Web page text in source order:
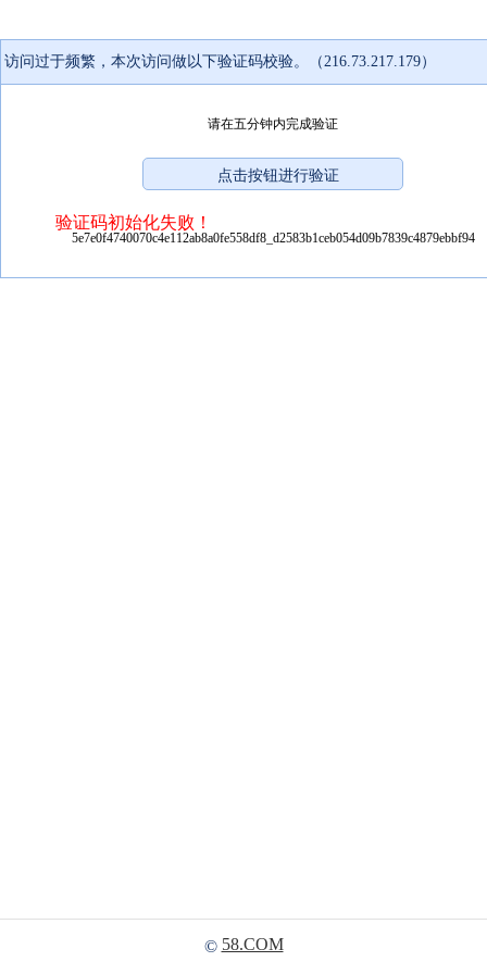
访问过于频繁，本次访问做以下验证码校验。（216.73.217.179）
请在五分钟内完成验证
验证码初始化失败！
5e7e0f4740070c4e112ab8a0fe558df8_d2583b1ceb054d09b7839c4879ebbf94
© 58.COM